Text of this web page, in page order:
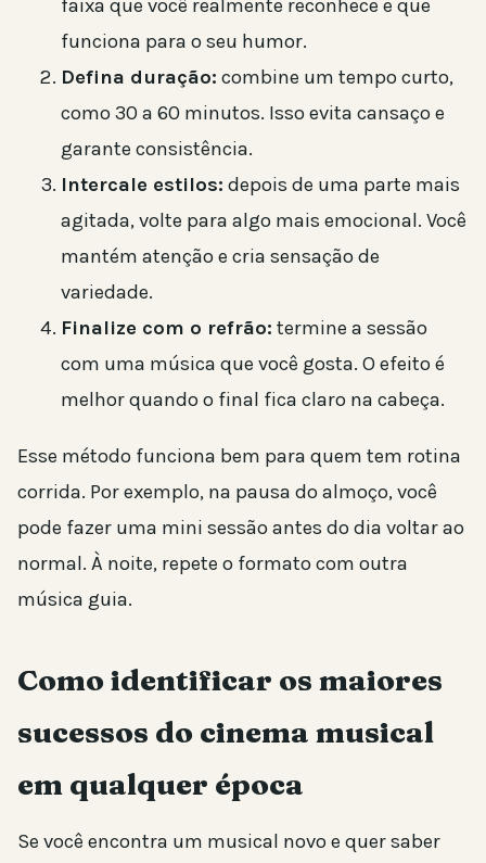
faixa que você realmente reconhece e que
funciona para o seu humor.
Defina duração: combine um tempo curto,
como 30 a 60 minutos. Isso evita cansaço e
garante consistência.
Intercale estilos: depois de uma parte mais
agitada, volte para algo mais emocional. Você
mantém atenção e cria sensação de
variedade.
Finalize com o refrão: termine a sessão
com uma música que você gosta. O efeito é
melhor quando o final fica claro na cabeça.
Esse método funciona bem para quem tem rotina
corrida. Por exemplo, na pausa do almoço, você
pode fazer uma mini sessão antes do dia voltar ao
normal. À noite, repete o formato com outra
música guia.
Como identificar os maiores
sucessos do cinema musical
em qualquer época
Se você encontra um musical novo e quer saber